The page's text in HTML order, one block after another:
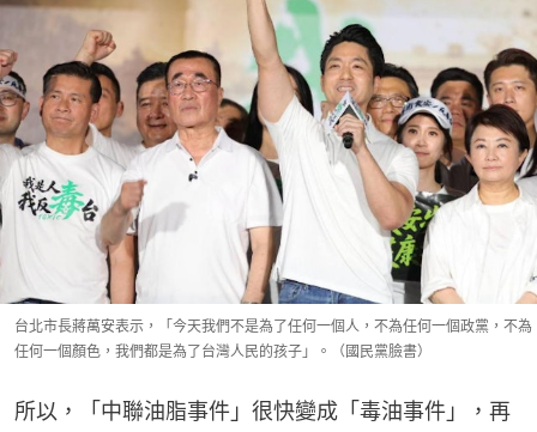
台北市長蔣萬安表示，「今天我們不是為了任何一個人，不為任何一個政黨，不為
任何一個顏色，我們都是為了台灣人民的孩子」。（國民黨臉書）
所以，「中聯油脂事件」很快變成「毒油事件」，再